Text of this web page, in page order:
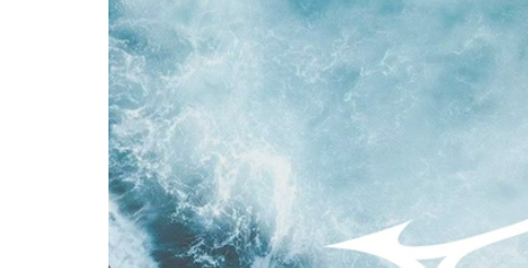
tai chống nước cỡ
lớn, chu vi vòng đầu
lớn, mũ bơi silicon
chuyên nghiệp cho
nam mũ bơi chống
nước vào tai mũ bơi
Mũ bơi Mizuno cho
nam, người lớn, bảo
vệ tai lớn, nữ tóc
dài, chống thấm
nước, không co
giãn, mũ silicon bơi
chuyên nghiệp mũ
bơi conquest mũ
bơi bé trai